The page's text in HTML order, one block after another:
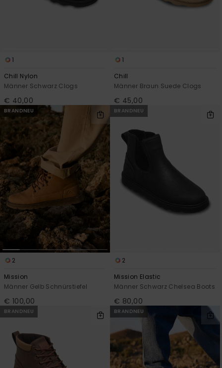
Kontaktformular.
1
Chill Nylon
Männer Schwarz Clogs
€ 40,00
1
Chill
Männer Braun Suede Clogs
€ 45,00
BRANDNEU
2
Mission
Männer Gelb Schnürstiefel
€ 100,00
BRANDNEU
2
Mission Elastic
Männer Schwarz Chelsea Boots
€ 80,00
BRANDNEU BRANDNEU